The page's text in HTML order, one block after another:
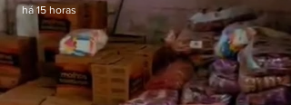
há 15 horas